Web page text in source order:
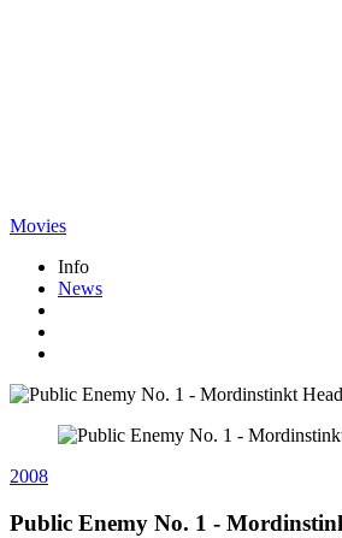
Movies
Info
News
2008
Public Enemy No. 1 -